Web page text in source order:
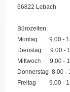
66822 Lebach
Bürozeiten:
Montag 9.00 -
Dienstag 9.00 -
Mittwoch 9.00 -
Donnerstag 8.00 -
Freitag 9.00 -